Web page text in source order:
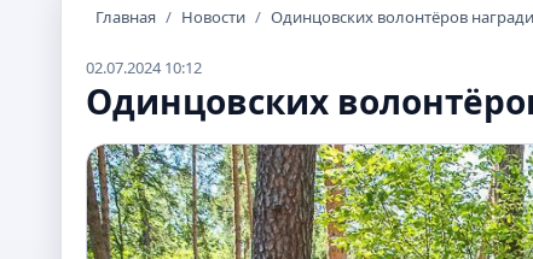
Главная / Новости / Одинцовских волонтёров
02.07.2024 10:12
Одинцовских